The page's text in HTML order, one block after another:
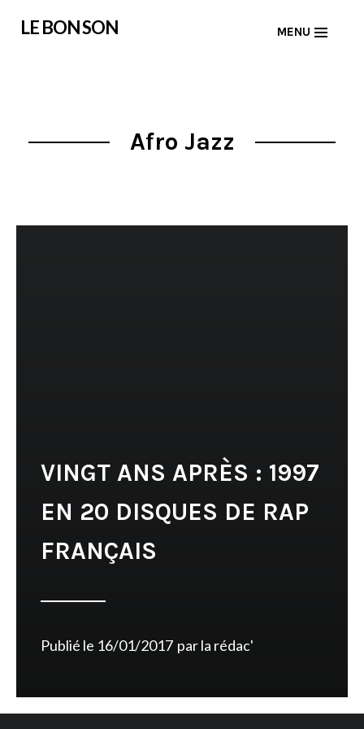
LE BON SON MENU
Afro Jazz
VINGT ANS APRÈS : 1997
EN 20 DISQUES DE RAP
FRANÇAIS
Publié le 16/01/2017 parla rédac'